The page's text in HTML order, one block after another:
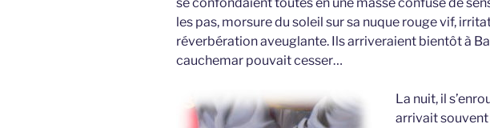
les pas, morsure du soleil sur sa nuque rouge vif,
réverbération aveuglante. Ils arriveraient bientôt à
cauchemar pouvait cesser…
La nuit, il
arrivait souvent